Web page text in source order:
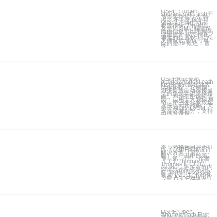
OSPF：(open
shortest path first)开
放最短路径优先 特
点： 不止思科支持
链路状态路由协议
收敛很快 无传输层
支持VLSM，传递的
路由信息可以带掩码
增量更新 仅支持在
特定的位置收工汇总
支持认证 协议号对
应的是89 概述：首
先
OSPF协议全称
opend shortest path
first开放式最短路径
优先协议，它根据
SPF算法自动选择最
优的路经动态选择路
由。 OSPF协议的优
势：适用于大规模网
络，路由变化收敛速
度快，无环路由，支
持子网划分LVSM，
支持区域划分，支持
组播发送报
本节书摘来自异步社
区《OSPF网络设计
解决方案（第2
版）》一书中的第1
章，第1.4节，作者
【美】Thomas M.
Thomas II, CCIE
#9360，更多章节内
容可以访问云栖社
区“异步社区”公众号
查看 1.4 TCP/IP协
议簇 OSPF网络设计
OSPF(Open
Shortest Path First